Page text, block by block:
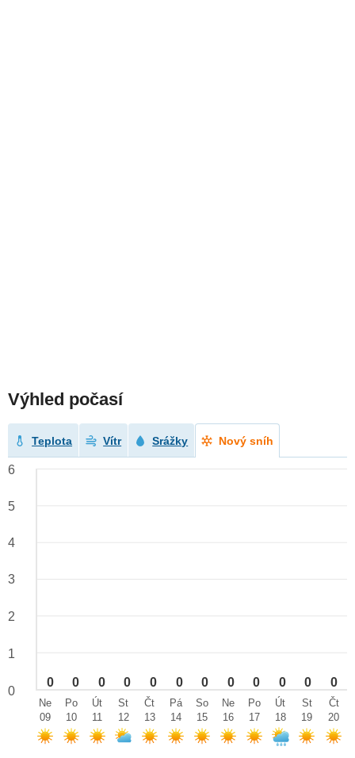
Výhled počasí
Teplota Vítr Srážky Nový sníh
0 0 0 0 0 0 0 0 0 0 0 0
6
5
4
3
2
1
0
Ne
09
Po
10
Út
11
St
12
Čt
13
Pá
14
So
15
Ne
16
Po
17
Út
18
St
19
Čt
20